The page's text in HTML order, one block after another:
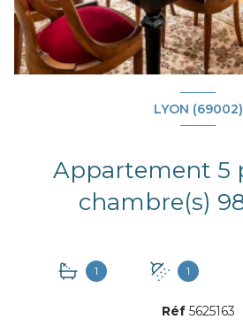
LYON (69002)
Appartement 5 pièce(s) 3
1 1
Réf 5625163